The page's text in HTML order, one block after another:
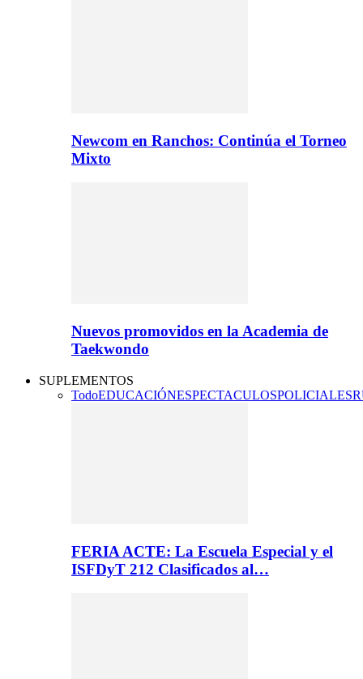
Newcom en Ranchos: Continúa el Torneo
Mixto
Nuevos promovidos en la Academia de
Taekwondo
SUPLEMENTOS
TodoEDUCACIÓNESPECTACULOSPOLICIALES
FERIA ACTE: La Escuela Especial y el
ISFDyT 212 Clasificados al…